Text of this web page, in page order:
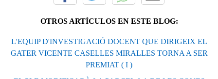
OTROS ARTÍCULOS EN ESTE BLOG:
L'EQUIP D'INVESTIGACIÓ DOCENT QUE DIRIGEIX EL
GATER VICENTE CASELLES MIRALLES TORNA A SER
PREMIAT ( I )